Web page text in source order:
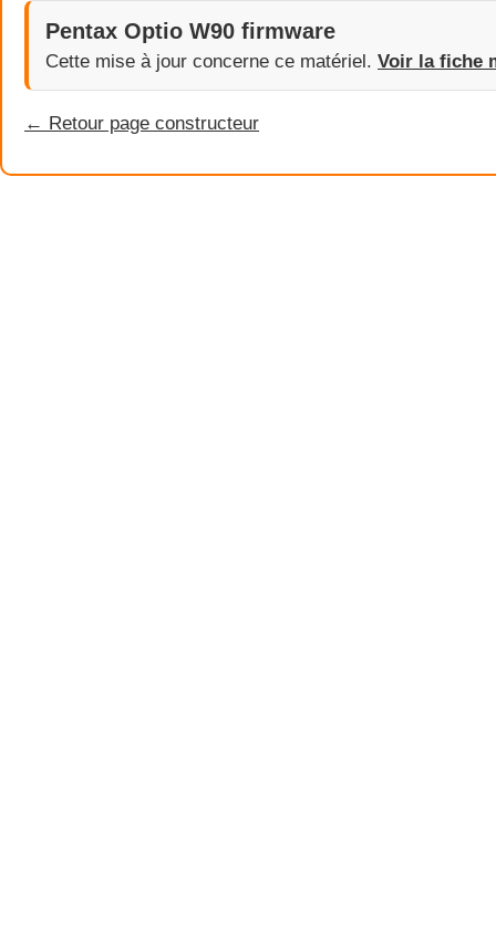
Pentax Optio W90 firmware
Cette mise à jour concerne ce matériel. Voir la fiche
← Retour page constructeur